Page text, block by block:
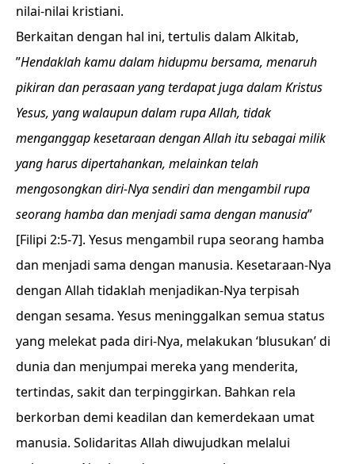
nilai-nilai kristiani.
Berkaitan dengan hal ini, tertulis dalam Alkitab,
”Hendaklah kamu dalam hidupmu bersama, menaruh
pikiran dan perasaan yang terdapat juga dalam Kristus
Yesus, yang walaupun dalam rupa Allah, tidak
menganggap kesetaraan dengan Allah itu sebagai milik
yang harus dipertahankan, melainkan telah
mengosongkan diri-Nya sendiri dan mengambil rupa
seorang hamba dan menjadi sama dengan manusia”
[Filipi 2:5-7]. Yesus mengambil rupa seorang hamba
dan menjadi sama dengan manusia. Kesetaraan-Nya
dengan Allah tidaklah menjadikan-Nya terpisah
dengan sesama. Yesus meninggalkan semua status
yang melekat pada diri-Nya, melakukan ‘blusukan’ di
dunia dan menjumpai mereka yang menderita,
tertindas, sakit dan terpinggirkan. Bahkan rela
berkorban demi keadilan dan kemerdekaan umat
manusia. Solidaritas Allah diwujudkan melalui